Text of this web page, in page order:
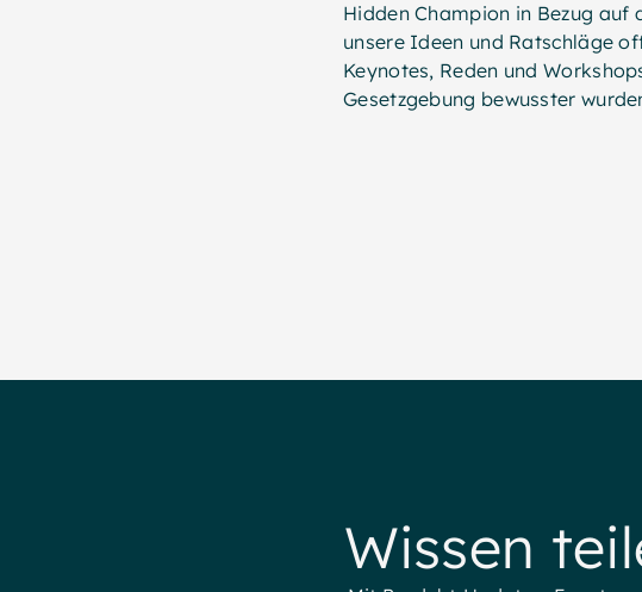
Hidden Champion in Bezug auf
unsere Ideen und Ratschläge
Keynotes, Reden und
Gesetzgebung bewusster
Wissen